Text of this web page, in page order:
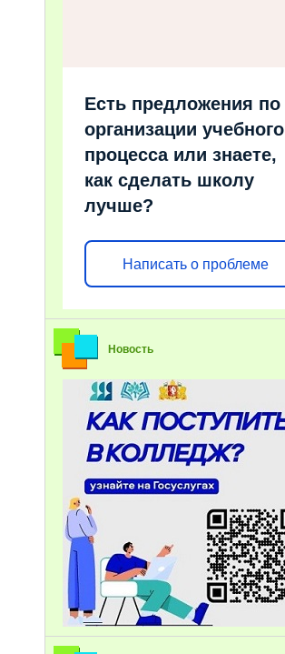
Есть предложения по
организации учебного
процесса или знаете,
как сделать школу
лучше?
Написать о проблеме
Новость